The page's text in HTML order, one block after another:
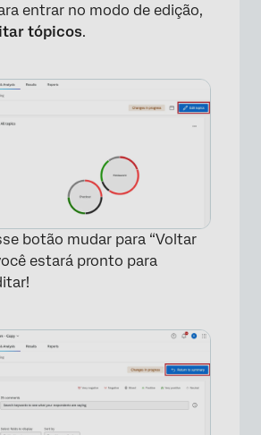
entrar no modo de edição,
tópicos.
botão mudar para “Voltar
estará pronto para